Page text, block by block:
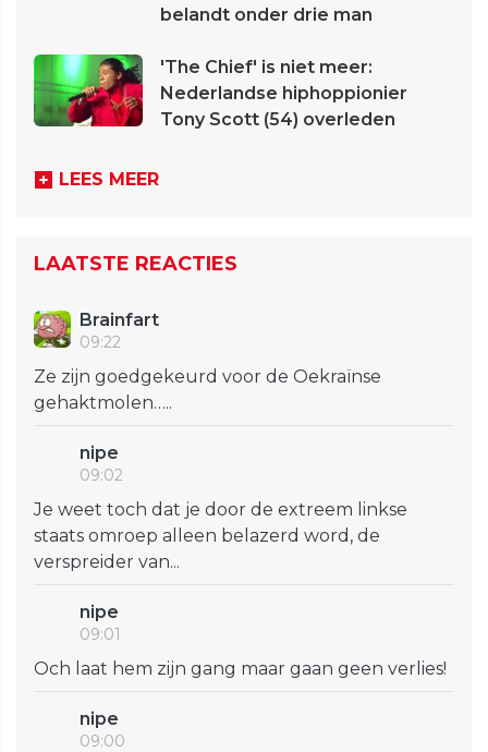
belandt onder drie man
'The Chief' is niet meer:
Nederlandse hiphoppionier
Tony Scott (54) overleden
LEES MEER
LAATSTE REACTIES
Brainfart
09:22
Ze zijn goedgekeurd voor de Oekraïnse
gehaktmolen…..
nipe
09:02
Je weet toch dat je door de extreem linkse
staats omroep alleen belazerd word, de
verspreider van...
nipe
09:01
Och laat hem zijn gang maar gaan geen verlies!
nipe
09:00